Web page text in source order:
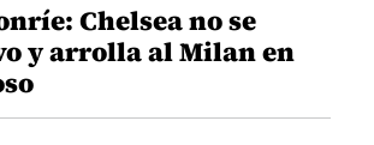
Chelsea no se
y arrolla al Milan en